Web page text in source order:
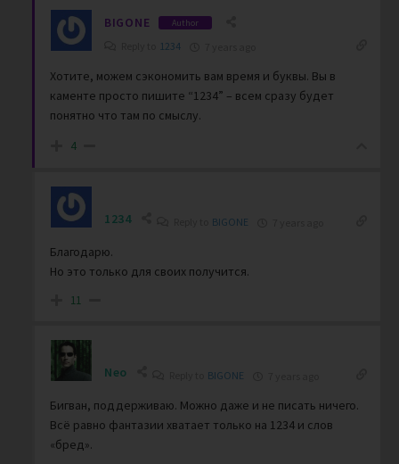
BIGONE Author
1234
Хотите, можем сэкономить вам время и буквы. Вы в
каменте просто пишите “1234” – всем сразу будет
понятно что там по смыслу.
4
1234 BIGONE
Благодарю.
Но это только для своих получится.
11
Neo BIGONE
Бигван, поддерживаю. Можно даже и не писать ничего.
Всё равно фантазии хватает только на 1234 и слов
«бред».